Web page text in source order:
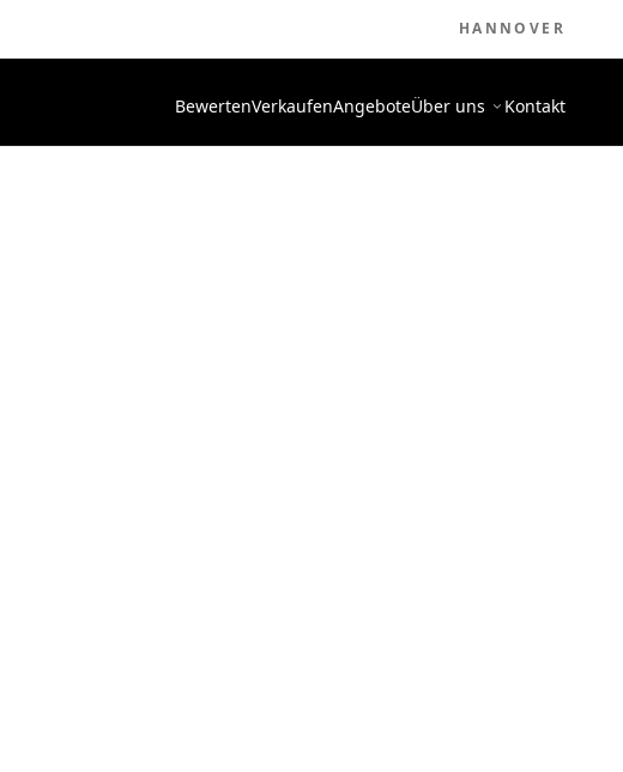
HANNOVER
BewertenVerkaufenAngeboteÜber uns Kontakt